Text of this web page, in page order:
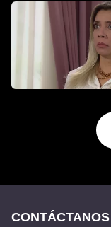
CONTÁCTANOS